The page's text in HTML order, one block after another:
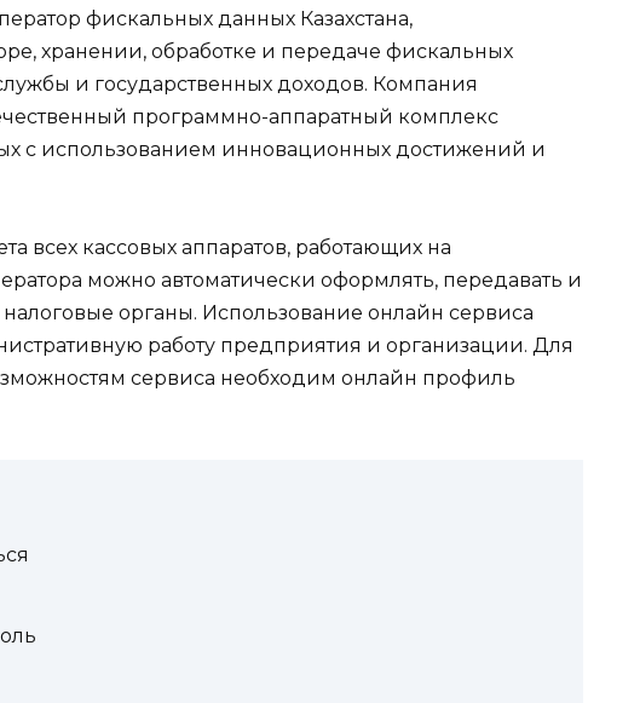
фискальных данных Казахстана,
хранении, обработке и передаче фискальных
и государственных доходов. Компания
программно-аппаратный комплекс
с использованием инновационных достижений и
всех кассовых аппаратов, работающих на
можно автоматически оформлять, передавать и
налоговые органы. Использование онлайн сервиса
работу предприятия и организации. Для
сервиса необходим онлайн профиль